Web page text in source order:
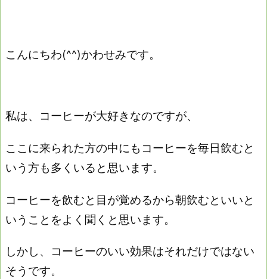
こんにちわ(^^)かわせみです。
私は、コーヒーが大好きなのですが、
ここに来られた方の中にもコーヒーを毎日飲むと
いう方も多くいると思います。
コーヒーを飲むと目が覚めるから朝飲むといいと
いうことをよく聞くと思います。
しかし、コーヒーのいい効果はそれだけではない
そうです。